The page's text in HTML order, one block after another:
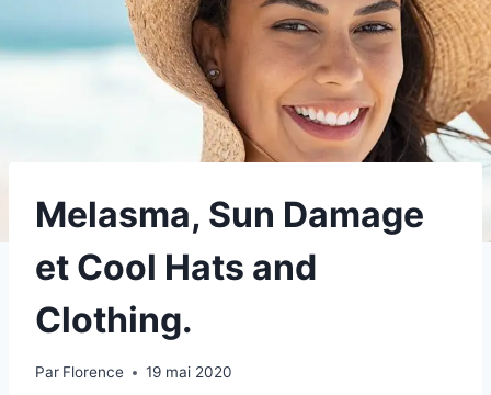
Melasma, Sun Damage
et Cool Hats and
Clothing.
Par Florence 19 mai 2020